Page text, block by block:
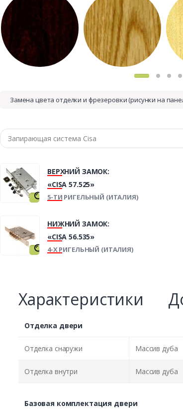
Замена цвета отделки и фрезеровки (рисунки на
ВЕРХНИЙ ЗАМОК:
«CISA 57.525»
5-ТИ РИГЕЛЬНЫЙ (ИТАЛИЯ)
НИЖНИЙ ЗАМОК:
«CISA 56.535»
4-Х РИГЕЛЬНЫЙ (ИТАЛИЯ)
Характеристики
Отделка двери
Отделка снаружи Массив дуба
Отделка внутри Массив дуба
Базовая комплектация двери